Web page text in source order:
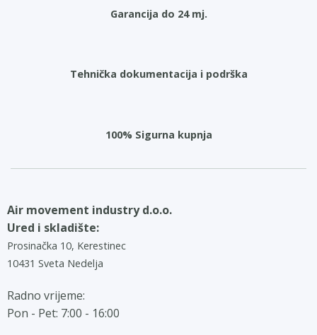
Garancija do 24 mj.
Tehnička dokumentacija i podrška
100% Sigurna kupnja
Air movement industry d.o.o.
Ured i skladište:
Prosinačka 10, Kerestinec
10431 Sveta Nedelja
Radno vrijeme:
Pon - Pet: 7:00 - 16:00